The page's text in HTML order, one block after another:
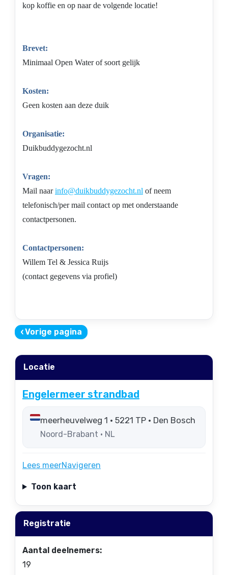
kop koffie en op naar de volgende locatie!
Brevet:
Minimaal Open Water of soort gelijk
Kosten:
Geen kosten aan deze duik
Organisatie:
Duikbuddygezocht.nl
Vragen:
Mail naarinfo@duikbuddygezocht.nl of neem
telefonisch/per mail contact op met onderstaande
contactpersonen.
Contactpersonen:
Willem Tel & Jessica Ruijs
(contact gegevens via profiel)
‹Vorige pagina
Locatie
Engelermeer strandbad
meerheuvelweg 1 • 5221 TP • Den Bosch
Noord-Brabant • NL
Lees meerNavigeren
Toon kaart
Registratie
Aantal deelnemers:
19